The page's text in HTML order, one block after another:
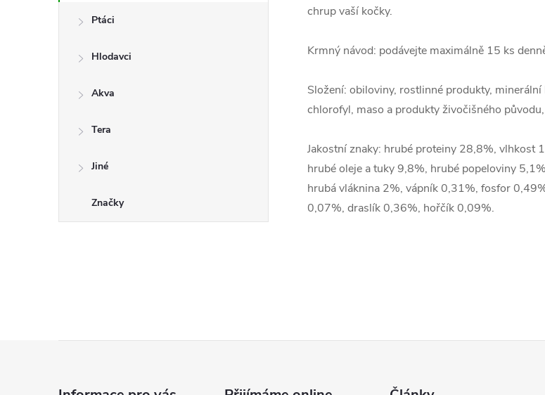
Ptáci
Hlodavci
Akva
Tera
Jiné
Značky
chrup vaší kočky.
Krmný návod: podávejte maximálně 15 ks
Složení: obiloviny, rostlinné produkty, minerální
chlorofyl, maso a produkty živočišného
Jakostní znaky: hrubé proteiny 28,8%, vlhkost
hrubé oleje a tuky 9,8%, hrubé popeloviny
hrubá vláknina 2%, vápník 0,31%, fosfor
0,07%, draslík 0,36%, hořčík 0,09%.